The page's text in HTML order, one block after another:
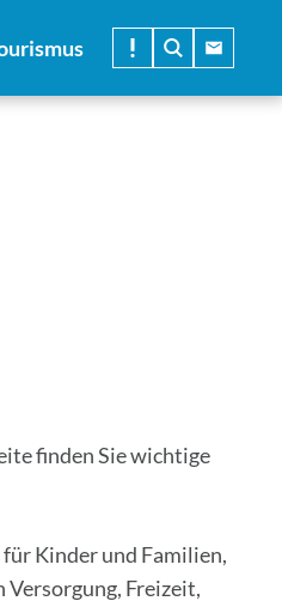
finden Sie wichtige
Kinder und Familien,
Freizeit,